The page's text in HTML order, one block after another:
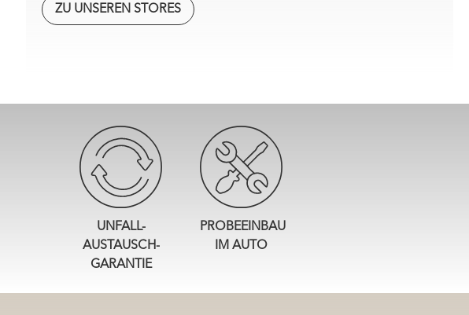
ZU UNSEREN STORES
UNFALL-
AUSTAUSCH-
GARANTIE
PROBEEINBAU
IM AUTO